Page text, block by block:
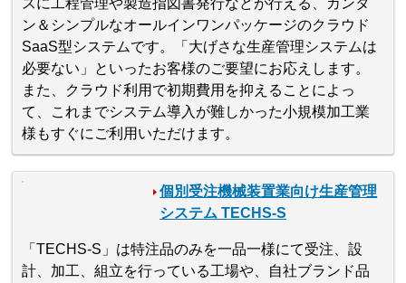
ン＆シンプルなオールインワンパッケージのクラウド
SaaS型システムです。「大げさな生産管理システムは
必要ない」といったお客様のご要望にお応えします。
また、クラウド利用で初期費用を抑えることによっ
て、これまでシステム導入が難しかった小規模加工業
様もすぐにご利用いただけます。
個別受注機械装置業向け生産管理
システム TECHS-S
「TECHS-S」は特注品のみを一品一様にて受注、設
計、加工、組立を行っている工場や、自社ブランド品